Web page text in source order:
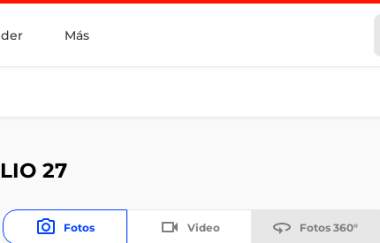
Más
27
Fotos Video Fotos 360°